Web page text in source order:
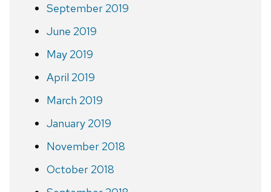
September 2019
June 2019
May 2019
April 2019
March 2019
January 2019
November 2018
October 2018